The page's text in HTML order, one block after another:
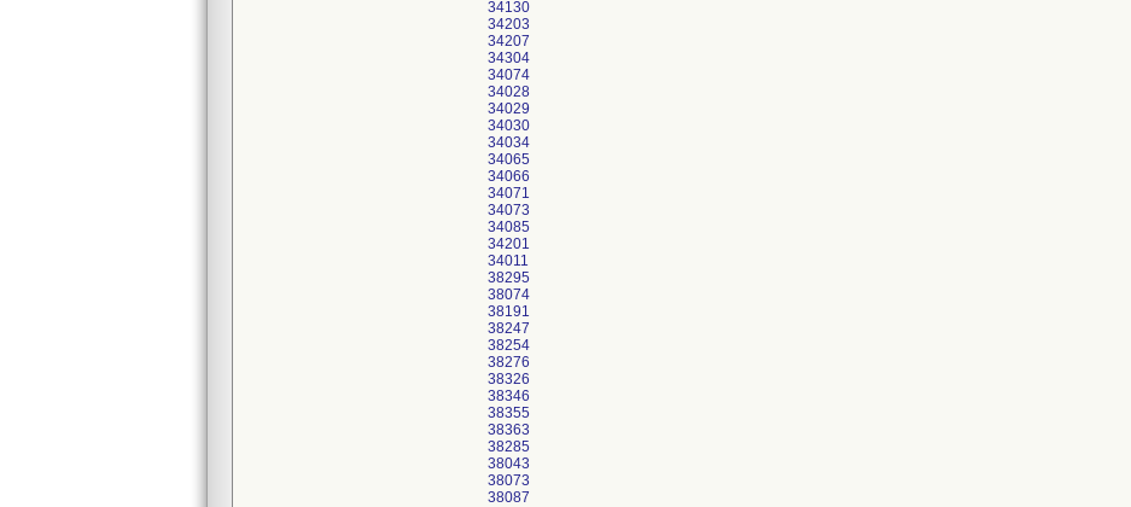
34130
34203
34207
34304
34074
34028
34029
34030
34034
34065
34066
34071
34073
34085
34201
34011
38295
38074
38191
38247
38254
38276
38326
38346
38355
38363
38285
38043
38073
38087